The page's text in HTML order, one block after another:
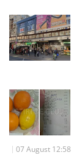
07 August 12:58